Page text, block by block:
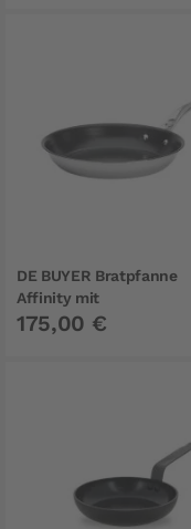
DE BUYER Bratpfanne
Affinity mit
Keramikbeschichtung
175,00 €